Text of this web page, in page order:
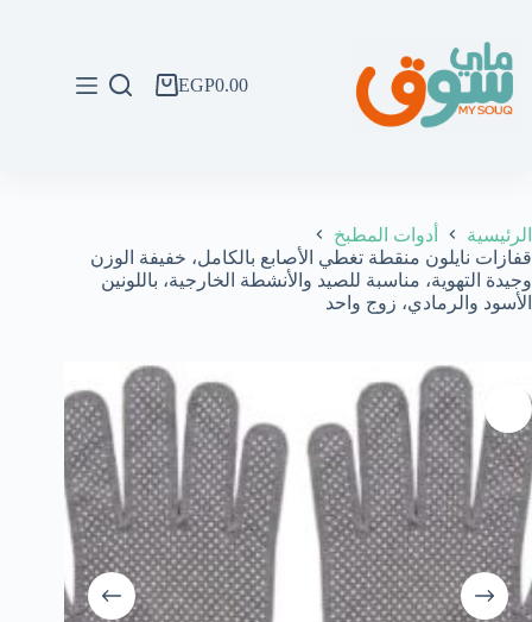
المحتوى
عربةEGP0.00
الرئيسية
أدوات المطبخ
قفازات نايلون منقطة تغطي الأصابع بالكامل، خفيفة الوزن
وجيدة التهوية، مناسبة للصيد والأنشطة الخارجية، باللونين
الأسود والرمادي، زوج واحد